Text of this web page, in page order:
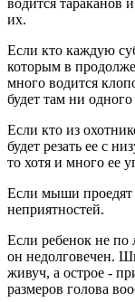
водится тараканов
их.
Если кто каждую
которым в
много водится
будет там ни
Если кто из
будет резать ее с
то хотя и много ее
Если мыши проедят
неприятностей.
Если ребенок не по
он недолговечен.
живуч, а острое -
размеров голова